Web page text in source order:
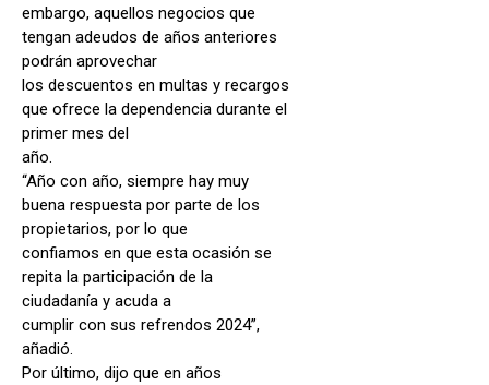
embargo, aquellos negocios que
tengan adeudos de años anteriores
podrán aprovechar
los descuentos en multas y recargos
que ofrece la dependencia durante el
primer mes del
año.
“Año con año, siempre hay muy
buena respuesta por parte de los
propietarios, por lo que
confiamos en que esta ocasión se
repita la participación de la
ciudadanía y acuda a
cumplir con sus refrendos 2024”,
añadió.
Por último, dijo que en años